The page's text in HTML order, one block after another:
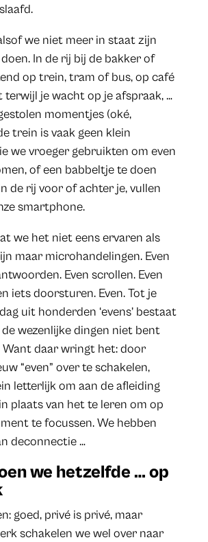
we niet meer in staat zijn
In de rij bij de bakker of
op trein, tram of bus, op café
je wacht op je afspraak, …
momentjes (oké,
trein is vaak geen klein
we vroeger gebruikten om even
of een babbeltje te doen
de rij voor of achter je, vullen
smartphone.
we het niet eens ervaren als
maar microhandelingen. Even
Even scrollen. Even
iets doorsturen. Even. Tot je
uit honderden ‘evens’ bestaat
wezenlijke dingen niet bent
Want daar wringt het: door
“even” over te schakelen,
letterlijk om aan de afleiding
plaats van het te leren om op
te focussen. We hebben
deconnectie …
we hetzelfde … op
goed, privé is privé, maar
schakelen we wel over naar